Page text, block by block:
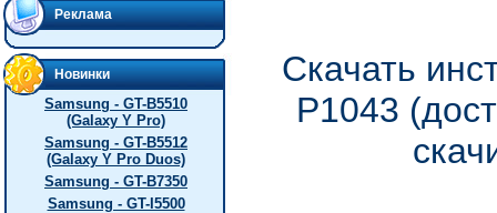
Реклама
Новинки
Samsung - GT-B5510
(Galaxy Y Pro)
Samsung - GT-B5512
(Galaxy Y Pro Duos)
Samsung - GT-B7350
Samsung - GT-I5500
Скачать
P1043